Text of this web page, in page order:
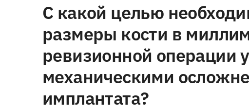
С какой целью
размеры кости в
ревизионной операции
механическими
имплантата?